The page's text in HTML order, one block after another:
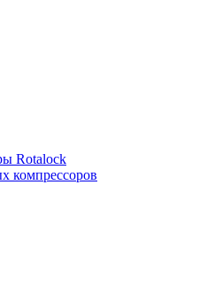
Rotalock
компрессоров